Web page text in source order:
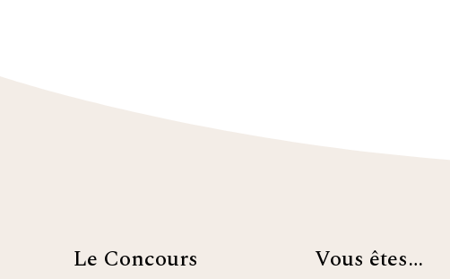
Le Concours Vous êtes…